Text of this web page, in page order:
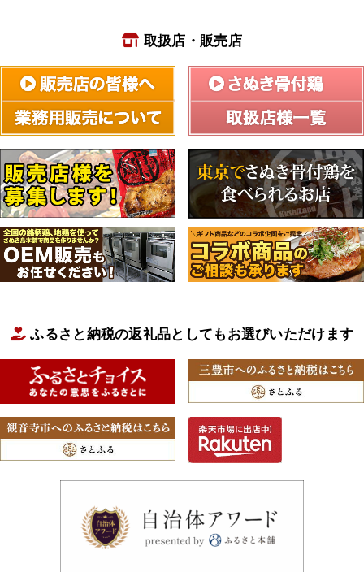
取扱店・販売店
ふるさと納税の返礼品としてもお選びいただけます